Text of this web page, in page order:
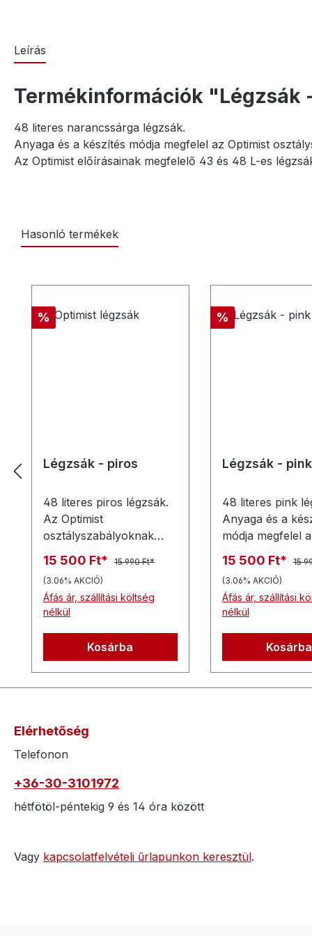
Leírás
Termékinformációk "Légzsák
48 literes narancssárga légzsák.
Anyaga és a készítés módja megfelel az Optimist
Az Optimist előírásainak megfelelő 43 és 48 L-es
Hasonló termékek
Kedvezmény
%
Légzsák - piros
48 literes piros légzsák.
Az Optimist
osztályszabályoknak
megfelelő 48 L-es
légzsák több színben,
cső- vagy egyszerű
szeleppel kapható.
15 500 Ft*
15 990 Ft*
(3.06% AKCIÓ)
Áfás ár, szállítási költség
nélkül
Kosárba
Kedvezmény
%
Légzsák - pink
48 literes pink
Anyaga és a
módja megfelel
Optimist
foglaltaknak. A
43) literes
légzsák színtől
cső- vagy
szeleppel
szabályos
15 500 Ft*
15
(3.06% AKCIÓ)
Áfás ár, szállítási
nélkül
Kosárba
Elérhetőség
Telefonon
+36-30-3101972
hétfötöl-péntekig 9 és 14 óra között
Vagy kapcsolatfelvételi űrlapunkon keresztül.